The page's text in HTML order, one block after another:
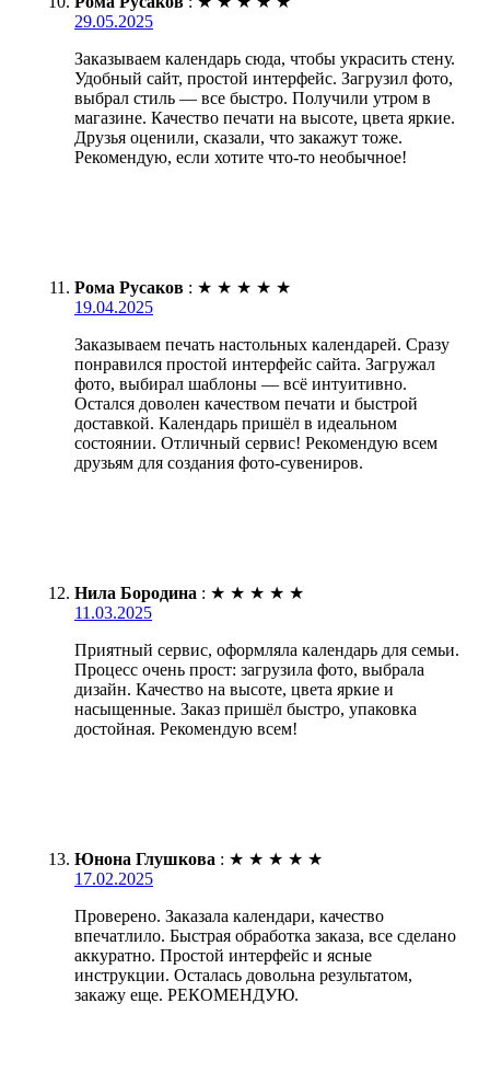
29.05.2025
Заказываем календарь сюда, чтобы украсить стену.
Удобный сайт, простой интерфейс. Загрузил фото,
выбрал стиль — все быстро. Получили утром в
магазине. Качество печати на высоте, цвета яркие.
Друзья оценили, сказали, что закажут тоже.
Рекомендую, если хотите что-то необычное!
Рома Русаков : ★ ★ ★ ★ ★
19.04.2025
Заказываем печать настольных календарей. Сразу
понравился простой интерфейс сайта. Загружал
фото, выбирал шаблоны — всё интуитивно.
Остался доволен качеством печати и быстрой
доставкой. Календарь пришёл в идеальном
состоянии. Отличный сервис! Рекомендую всем
друзьям для создания фото-сувениров.
Нила Бородина : ★ ★ ★ ★ ★
11.03.2025
Приятный сервис, оформляла календарь для семьи.
Процесс очень прост: загрузила фото, выбрала
дизайн. Качество на высоте, цвета яркие и
насыщенные. Заказ пришёл быстро, упаковка
достойная. Рекомендую всем!
Юнона Глушкова : ★ ★ ★ ★ ★
17.02.2025
Проверено. Заказала календари, качество
впечатлило. Быстрая обработка заказа, все сделано
аккуратно. Простой интерфейс и ясные
инструкции. Осталась довольна результатом,
закажу еще. РЕКОМЕНДУЮ.